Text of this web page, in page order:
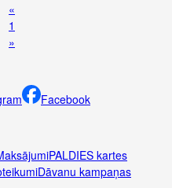
«
1
»
Facebook
PALDIES kartes
Dāvanu kampaņas